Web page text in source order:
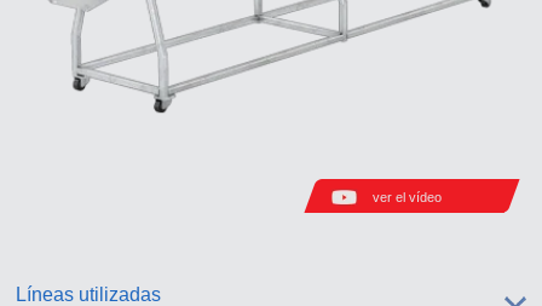
ver el vídeo
Líneas utilizadas